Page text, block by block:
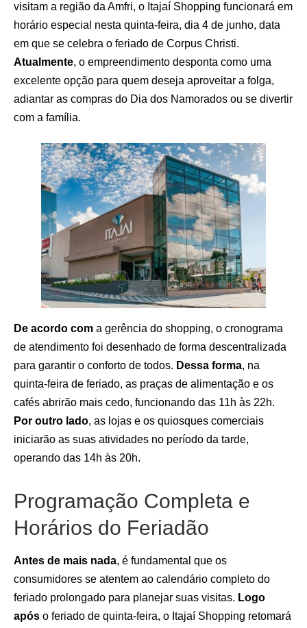
visitam a região da Amfri, o Itajaí Shopping funcionará em
horário especial nesta quinta-feira, dia 4 de junho, data
em que se celebra o feriado de Corpus Christi.
Atualmente, o empreendimento desponta como uma
excelente opção para quem deseja aproveitar a folga,
adiantar as compras do Dia dos Namorados ou se divertir
com a família.
De acordo com a gerência do shopping, o cronograma
de atendimento foi desenhado de forma descentralizada
para garantir o conforto de todos. Dessa forma, na
quinta-feira de feriado, as praças de alimentação e os
cafés abrirão mais cedo, funcionando das 11h às 22h.
Por outro lado, as lojas e os quiosques comerciais
iniciarão as suas atividades no período da tarde,
operando das 14h às 20h.
Programação Completa e
Horários do Feriadão
Antes de mais nada, é fundamental que os
consumidores se atentem ao calendário completo do
feriado prolongado para planejar suas visitas. Logo
após o feriado de quinta-feira, o Itajaí Shopping retomará